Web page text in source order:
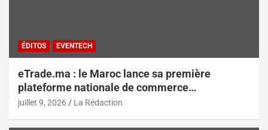
ÉDITOS EVENTECH
eTrade.ma : le Maroc lance sa première
plateforme nationale de commerce
électronique B2B pour accélérer les
juillet 9, 2026 La Rédaction